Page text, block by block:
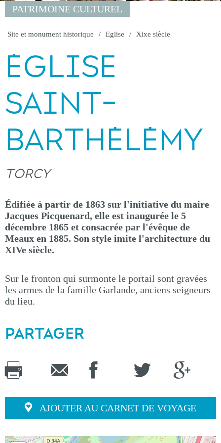
PATRIMOINE CULTUREL
Site et monument historique Eglise Xixe siècle
ÉGLISE
SAINT-
BARTHÉLÉMY
TORCY
Édifiée à partir de 1863 sur l'initiative du maire
Jacques Picquenard, elle est inaugurée le 5
décembre 1865 et consacrée par l'évêque de
Meaux en 1885. Son style imite l'architecture du
XIVe siècle.
Sur le fronton qui surmonte le portail sont gravées
les armes de la famille Garlande, anciens seigneurs
du lieu.
PARTAGER
AJOUTER AU CARNET DE VOYAGE